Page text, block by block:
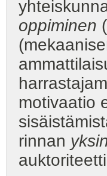
oppiminen
motivaatio
rinnan